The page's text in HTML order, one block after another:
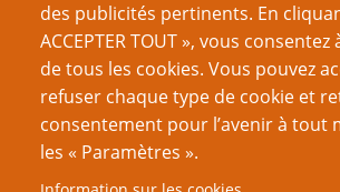
des publicités pertinents. En
ACCEPTER TOUT », vous consentez
de tous les cookies. Vous pouvez
refuser chaque type de cookie et
consentement pour l’avenir à tout
les « Paramètres ».
Mot de passe